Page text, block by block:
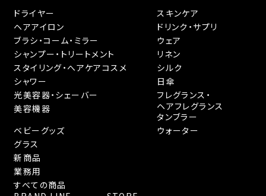
ドライヤー
ヘアアイロン
ブラシ・コーム・ミラー
シャンプー・トリートメント
スタイリング・へアケアコスメ
シャワー
光美容器・シェーバー
美容機器
スキンケア
ドリンク・サプリ
ウェア
リネン
シルク
日傘
フレグランス・
ヘアフレグランス
タンブラー
ベビーグッズ
ウォーター
グラス
新商品
業務用
すべての商品